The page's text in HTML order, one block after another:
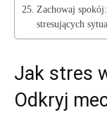
Zachowaj
stresujących
Jak stres
Odkryj